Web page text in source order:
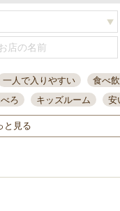
一人で入りやすい
食べ
ろ キッズルーム
安
大人数
スタ映え 座敷席
記
ワー 観光客に人気
コン
と見る